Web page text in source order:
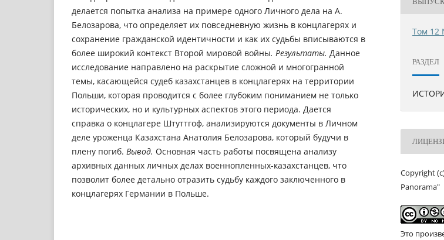
делается попытка анализа на примере одного Личного дела на А.
Белозарова, что определяет их повседневную жизнь в концлагерях и
сохранение гражданской идентичности и как их судьбы вписываются в
более широкий контекст Второй мировой войны. Результаты. Данное
исследование направлено на раскрытие сложной и многогранной
темы, касающейся судеб казахстанцев в концлагерях на территории
Польши, которая проводится с более глубоким пониманием не только
исторических, но и культурных аспектов этого периода. Дается
справка о концлагере Штуттгоф, анализируются документы в Личном
деле уроженца Казахстана Анатолия Белозарова, который будучи в
плену погиб. Вывод. Основная часть работы посвящена анализу
архивных данных личных делах военнопленных-казахстанцев, что
позволит более детально отразить судьбу каждого заключенного в
концлагерях Германии в Польше.
Том 12
РАЗДЕЛ
Copyright
Panorama"
Это